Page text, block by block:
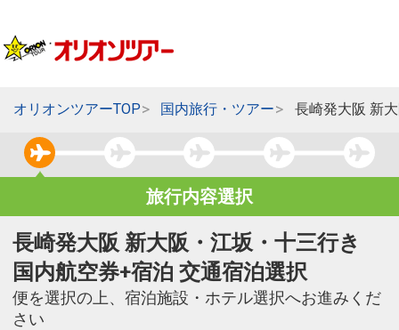
オリオンツアーTOP 国内旅行・ツアー 長崎発大阪 新
旅行内容選択
長崎発大阪 新大阪・江坂・十三行き
国内航空券+宿泊 交通宿泊選択
便を選択の上、宿泊施設・ホテル選択へお進みくだ
さい